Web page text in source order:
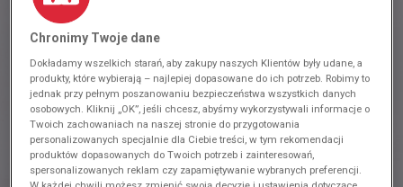
Chronimy Twoje dane
Dokładamy wszelkich starań, aby zakupy naszych Klientów były udane, a
produkty, które wybierają – najlepiej dopasowane do ich potrzeb. Robimy to
jednak przy pełnym poszanowaniu bezpieczeństwa wszystkich danych
osobowych. Kliknij „OK”, jeśli chcesz, abyśmy wykorzystywali informacje o
Twoich zachowaniach na naszej stronie do przygotowania
personalizowanych specjalnie dla Ciebie treści, w tym rekomendacji
produktów dopasowanych do Twoich potrzeb i zainteresowań,
spersonalizowanych reklam czy zapamiętywanie wybranych preferencji.